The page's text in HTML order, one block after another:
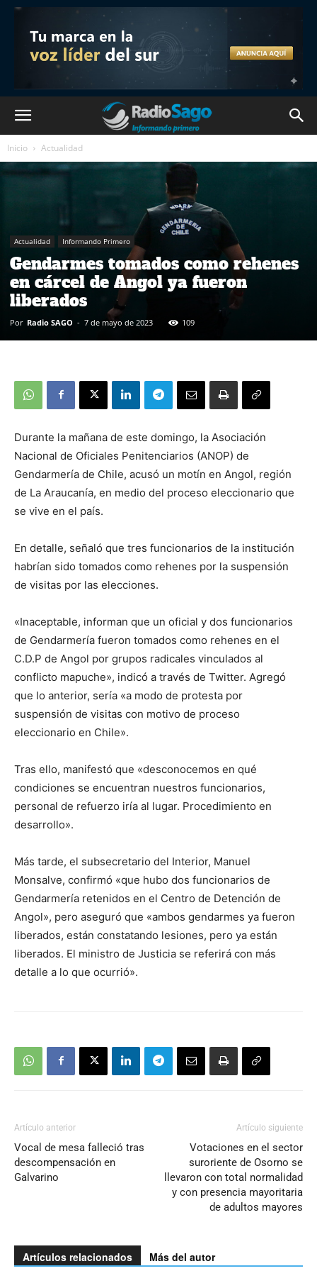
Inicio Actualidad
Actualidad Informando Primero
Gendarmes tomados como rehenes
en cárcel de Angol ya fueron
liberados
Por Radio SAGO - 7 de mayo de 2023 109
Durante la mañana de este domingo, la Asociación
Nacional de Oficiales Penitenciarios (ANOP) de
Gendarmería de Chile, acusó un motín en Angol, región
de La Araucanía, en medio del proceso eleccionario que
se vive en el país.
En detalle, señaló que tres funcionarios de la institución
habrían sido tomados como rehenes por la suspensión
de visitas por las elecciones.
«Inaceptable, informan que un oficial y dos funcionarios
de Gendarmería fueron tomados como rehenes en el
C.D.P de Angol por grupos radicales vinculados al
conflicto mapuche», indicó a través de Twitter. Agregó
que lo anterior, sería «a modo de protesta por
suspensión de visitas con motivo de proceso
eleccionario en Chile».
Tras ello, manifestó que «desconocemos en qué
condiciones se encuentran nuestros funcionarios,
personal de refuerzo iría al lugar. Procedimiento en
desarrollo».
Más tarde, el subsecretario del Interior, Manuel
Monsalve, confirmó «que hubo dos funcionarios de
Gendarmería retenidos en el Centro de Detención de
Angol», pero aseguró que «ambos gendarmes ya fueron
liberados, están constatando lesiones, pero ya están
liberados. El ministro de Justicia se referirá con más
detalle a lo que ocurrió».
Artículo anterior
Vocal de mesa falleció tras
descompensación en
Galvarino
Artículo siguiente
Votaciones en el sector
suroriente de Osorno se
llevaron con total normalidad
y con presencia mayoritaria
de adultos mayores
Artículos relacionados Más del autor